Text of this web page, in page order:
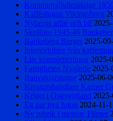
Kommunalfullmäktige
Kaffestugan Vikingsborg
Nybergs affär och bil
Skolfoto 1945-46
Bankeberg Berget 2025-
Interiörbilder från
Lite kompletteringar 2025-
Fastigheten Nygärde 2025-
Banvaktarstugor 2025-06-
Kreaturshandlare Kasper
Kriget i Östergötland
Ett par nya foton 2024-11-
Ny rubrik i menyn: Filmer